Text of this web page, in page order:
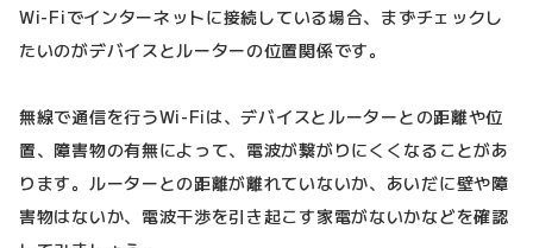
Wi-Fiでインターネットに接続している場合、まずチェックし
たいのがデバイスとルーターの位置関係です。
無線で通信を行うWi-Fiは、デバイスとルーターとの距離や位
置、障害物の有無によって、電波が繋がりにくくなることがあ
ります。ルーターとの距離が離れていないか、あいだに壁や障
害物はないか、電波干渉を引き起こす家電がないかなどを確認